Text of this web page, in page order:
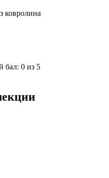
ковролина
бал: 0 из 5